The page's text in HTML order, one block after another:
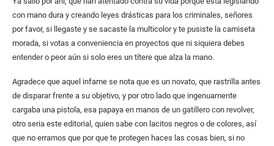
con mano dura y creando leyes drásticas para los criminales, señores
por favor, si llegaste y se sacaste la multicolor y te pusiste la camiseta
morada, si votas a conveniencia en proyectos que ni siquiera debes
entender o peor aún si solo eres un títere que alza la mano.
Agradece que aquel infame se nota que es un novato, que rastrilla antes
de disparar frente a su objetivo, y por otro lado que ingenuamente
cargaba una pistola, esa papaya en manos de un gatillero con revolver,
otro seria este editorial, quien sabe con lacitos negros o de colores, así
que no erramos que por que te protegen haces las cosas bien, si no